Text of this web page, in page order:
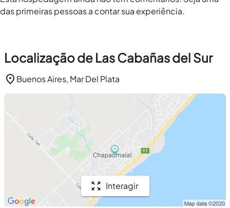
das primeiras pessoas a contar sua experiência.
Localização de Las Cabañas del Sur
Buenos Aires, Mar Del Plata
Interagir